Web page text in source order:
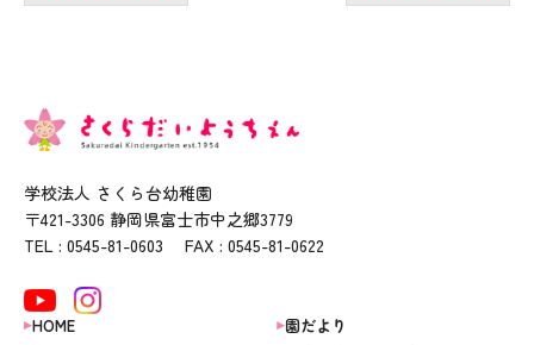
学校法人 さくら台幼稚園
〒421-3306 静岡県富士市中之郷3779
TEL : 0545-81-0603 FAX : 0545-81-0622
HOME
園だより